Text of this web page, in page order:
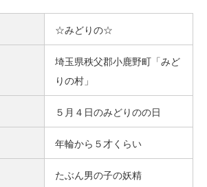
☆みどりの☆
埼玉県秩父郡小鹿野町「みど
りの村」
５月４日のみどりのの日
年輪から５才くらい
たぶん男の子の妖精